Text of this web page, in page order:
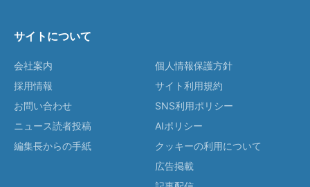
サイトについて
会社案内
採用情報
お問い合わせ
ニュース読者投稿
編集長からの手紙
個人情報保護方針
サイト利用規約
SNS利用ポリシー
AIポリシー
クッキーの利用について
広告掲載